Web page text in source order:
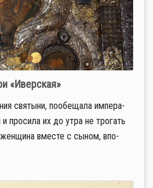
«Иверская»
свя­ты­ни, по­обе­ща­ла им­пе­ра­
про­си­ла их до утра не тро­гать
жен­щи­на вме­сте с сы­ном, впо­